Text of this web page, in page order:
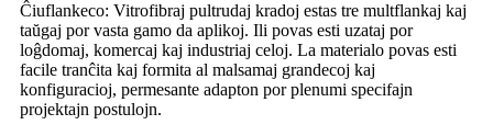
Ĉiuflankeco: Vitrofibraj pultrudaj kradoj estas tre multflankaj kaj
taŭgaj por vasta gamo da aplikoj. Ili povas esti uzataj por
loĝdomaj, komercaj kaj industriaj celoj. La materialo povas esti
facile tranĉita kaj formita al malsamaj grandecoj kaj
konfiguracioj, permesante adapton por plenumi specifajn
projektajn postulojn.